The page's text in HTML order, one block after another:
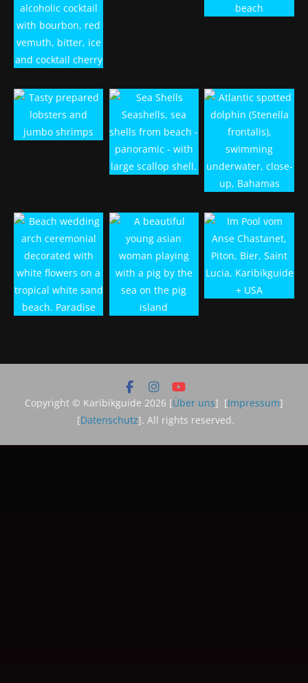
Copyright © Karibikguide 2026 [Über uns] [Impressum]
[Datenschutz]. All rights reserved.